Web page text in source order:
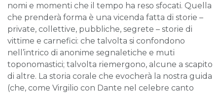
nomi e momenti che il tempo ha reso sfocati. Quella
che prenderà forma è una vicenda fatta di storie –
private, collettive, pubbliche, segrete – storie di
vittime e carnefici: che talvolta si confondono
nell’intrico di anonime segnaletiche e muti
toponomastici; talvolta riemergono, alcune a scapito
di altre. La storia corale che evocherà la nostra guida
(che, come Virgilio con Dante nel celebre canto